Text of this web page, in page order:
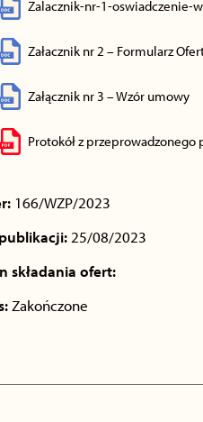
Zalacznik-nr-1-oswiadczenie-
Załacznik nr 2 – Formularz
Załącznik nr 3 – Wzór umowy
Protokół z przeprowadzonego
166/WZP/2023
25/08/2023
składania ofert:
Zakończone